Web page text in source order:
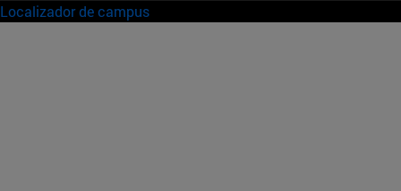
Localizador de campus